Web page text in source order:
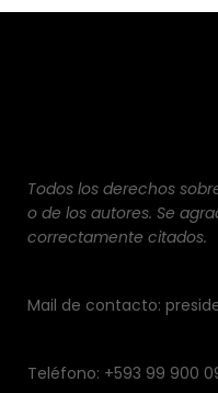
Todos los derechos
o de los autores. Se
correctamente citados.
Mail de contacto:
Teléfono: +593 99 900